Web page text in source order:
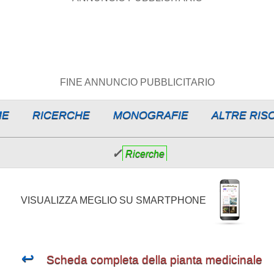
FINE ANNUNCIO PUBBLICITARIO
RICERCHE MONOGRAFIE ALTRE
✓ Ricerche
VISUALIZZA MEGLIO SU SMARTPHONE
↩ Scheda completa della pianta medicinale